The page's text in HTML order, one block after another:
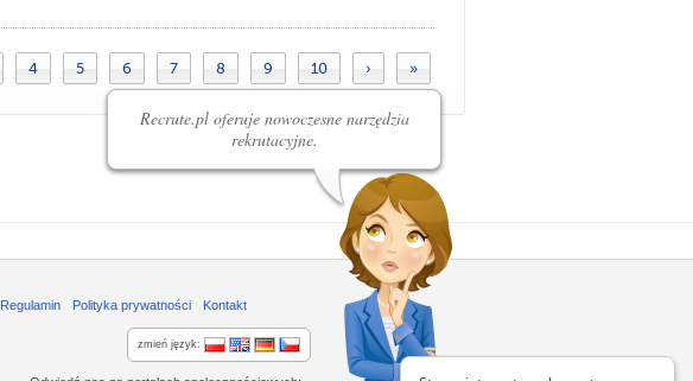
4 5 6 7 8 9 10 › »
Regulamin Polityka prywatności Kontakt
zmień język:
Recrute.pl oferuje nowoczesne narzędzia
rekrutacyjne.